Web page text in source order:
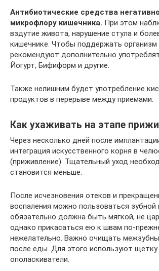
Антибиотические средства
микрофлору кишечника. При этом
вздутие живота, нарушение стула и
кишечнике. Чтобы поддержать организм
рекомендуют дополнительно
Йогурт, Бифиформ и другие.
Также нелишним будет употребление
продуктов в перерыве между приемами.
Как ухаживать на этапе
Через несколько дней после
интеграция искусственного корня в
(приживление). Тщательный уход
становится меньше.
После исчезновения отеков и
воспаления можно пользоваться
обязательно должна быть мягкой, не
однако прикасаться ею к швам по-
нежелательно. Важно очищать
после еды. Для этого используют щетку
ополаскиватели.